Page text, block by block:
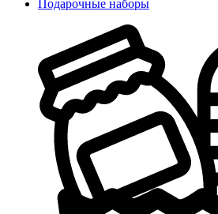
Подарочные наборы